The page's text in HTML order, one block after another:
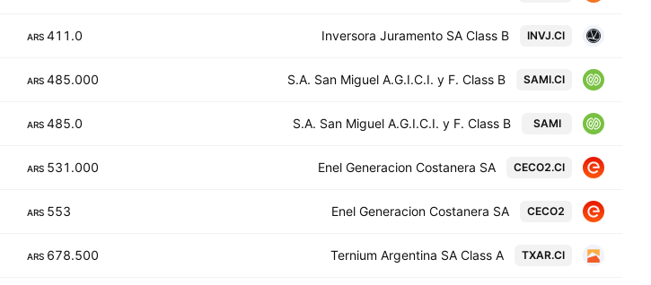
INVJ.CI
Inversora Juramento SA Class B
411.0
ARS
SAMI.CI
S.A. San Miguel A.G.I.C.I. y F. Class B
485.000
ARS
SAMI
S.A. San Miguel A.G.I.C.I. y F. Class B
485.0
ARS
CECO2.CI
Enel Generacion Costanera SA
531.000
ARS
CECO2
Enel Generacion Costanera SA
553
ARS
TXAR.CI
Ternium Argentina SA Class A
678.500
ARS